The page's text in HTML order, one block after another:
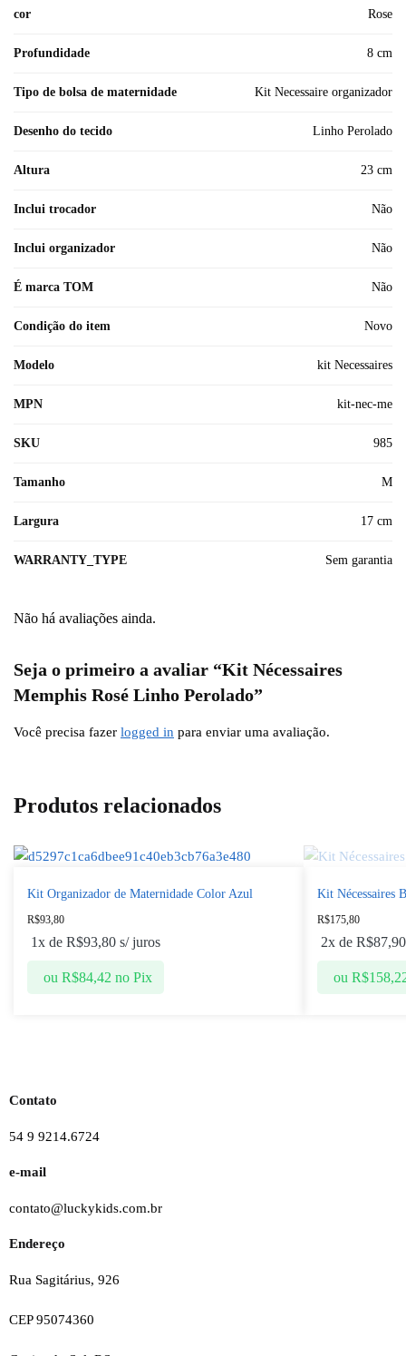
cor Rose
Profundidade 8 cm
Tipo de bolsa de maternidade Kit Necessaire organizador
Desenho do tecido Linho Perolado
Altura 23 cm
Inclui trocador Não
Inclui organizador Não
É marca TOM Não
Condição do item Novo
Modelo kit Necessaires
MPN kit-nec-me
SKU 985
Tamanho M
Largura 17 cm
WARRANTY_TYPE Sem garantia
Não há avaliações ainda.
Seja o primeiro a avaliar “Kit Nécessaires
Memphis Rosé Linho Perolado”
Você precisa fazer logged in para enviar uma avaliação.
Produtos relacionados
Kit Organizador de Maternidade Color Azul
R$93,80
ou R$84,42 no Pix
1x de R$93,80 s/ juros
Kit Nécessaires
R$175,80
ou R$
2x de R$87,90
Contato
54 9 9214.6724
e-mail
contato@luckykids.com.br
Endereço
Rua Sagitárius, 926
CEP 95074360